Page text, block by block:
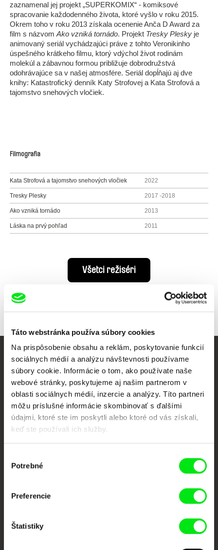
Táto webstránka používa súbory cookies
Na prispôsobenie obsahu a reklám, poskytovanie funkcií
sociálnych médií a analýzu návštevnosti používame
súbory cookie. Informácie o tom, ako používate naše
webové stránky, poskytujeme aj našim partnerom v
oblasti sociálnych médií, inzercie a analýzy. Títo partneri
môžu príslušné informácie skombinovať s ďalšími
údajmi, ktoré ste im poskytli alebo ktoré od vás získali,
keď ste používali ich služby.
súhlasu
Potrebné
Preferencie
Štatistiky
zaznamenal jej projekt „SUPERKOMIX“ - komiksové
spracovanie každodenného života, ktoré vyšlo v roku 2015.
Okrem toho v roku 2013 získala ocenenie Anča D Award za
film s názvom Ako vzniká tornádo. Projekt Tresky Plesky je
animovaný seriál vychádzajúci práve z tohto Veronikinho
úspešného krátkeho filmu, ktorý vdýchol život rodinám
molekúl a zábavnou formou približuje dobrodružstvá
odohrávajúce sa v našej atmosfére. Seriál dopĺňajú aj dve
knihy: Katastrofický denník Katy Strofovej a Kata Strofová a
tajomstvo snehových vločiek.
Filmografia
Kata Strofová a tajomstvo snehových vločiek 2022
Tresky Plesky 2017 -2018
Ako vzniká tornádo 2013
Láska na prvý pohľad 2011
Všetci režiséri
Vaše online kino
Nové filmy každý týždeň
Portál DAFilms vznikol vďaka tvorivej spolupráci siedmich významných
európskych festivalov dokumentárneho filmu združených pod Doc Alliance.
DOK Leipzig